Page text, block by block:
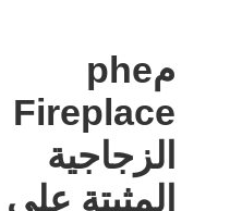
مphe
Fireplace
الزجاجية
المثبتة على